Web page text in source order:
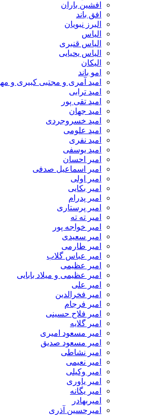
افشین باران
افق باند
البرز نبویان
الیاس قنبرى
الیاس یحیایی
امو باند
امید آمری و مجتبی کبیری و مهدى مقدم
امید ترابی
امید تقی پور
امید جهان
امید خسروجردی
امید علومی
امید نفری
امید یوسفی
امیر احسان
امیر اسماعیل صدفی
امیر اولی
امیر بکایی
امیر پدرام
امیر پرستاری
امیر ته ته
امیر خواجه پور
امیر سعیدی
امیر طارمی
امیر عباس گلاب
امیر عظیمی
امیر عظیمی و میلاد بابایی
امیر علی
امیر فخرالدین
امیر فرجام
امیر فلاح حسینی
امیر گلایه
امیر مسعود امیری
امیر مسعود صدیق
امیر نشاطی
امیر نعیمی
امیر وکیلی
امیر یاوری
امیر یگانه
امیربهادر
امیرحسین آذری